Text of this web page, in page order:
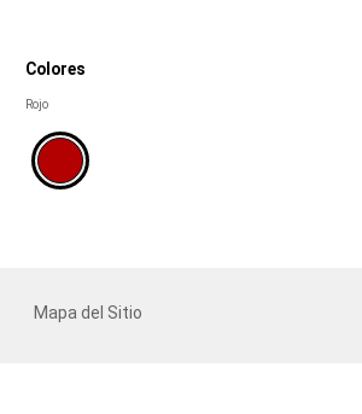
Colores
Colores
Rojo
Mapa del Sitio